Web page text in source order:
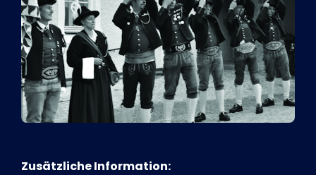
Zusätzliche Information: